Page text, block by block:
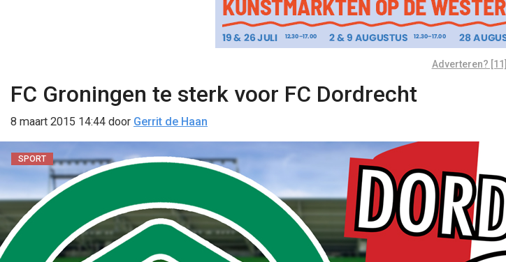
Adverteren? [11]
FC Groningen te sterk voor FC Dordrecht
8 maart 2015 14:44 door Gerrit de Haan
SPORT